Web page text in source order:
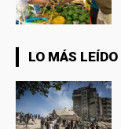
LO MÁS LEÍDO